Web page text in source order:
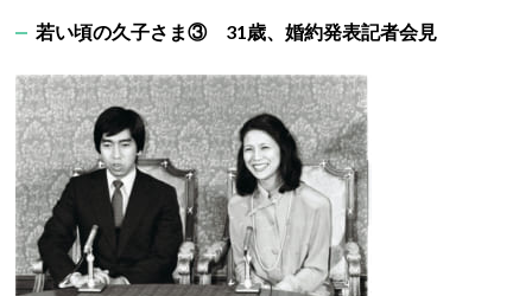
若い頃の久子さま③ 31歳、婚約発表記者会見